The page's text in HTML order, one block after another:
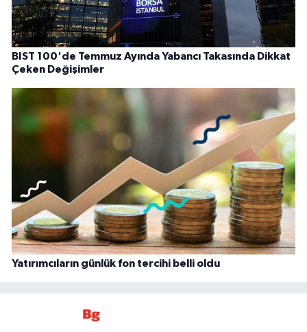
BIST 100'de Temmuz Ayında Yabancı Takasında Dikkat
Çeken Değişimler
Yatırımcıların günlük fon tercihi belli oldu